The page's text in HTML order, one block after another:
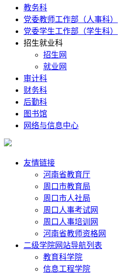
教务科
党委教师工作部（人事科）
党委学生工作部（学生科）
招生就业科
招生网
就业网
审计科
财务科
后勤科
图书馆
网络与信息中心
友情链接
河南省教育厅
周口市教育局
周口市人社局
周口人事考试网
周口人事培训网
河南省教师资格网
二级学院网站导航列表
教育科学院
信息工程学院